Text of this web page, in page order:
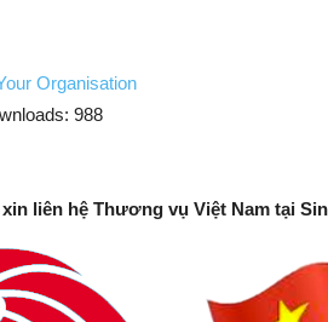
Organisation
988
liên hệ Thương vụ Việt Nam tại